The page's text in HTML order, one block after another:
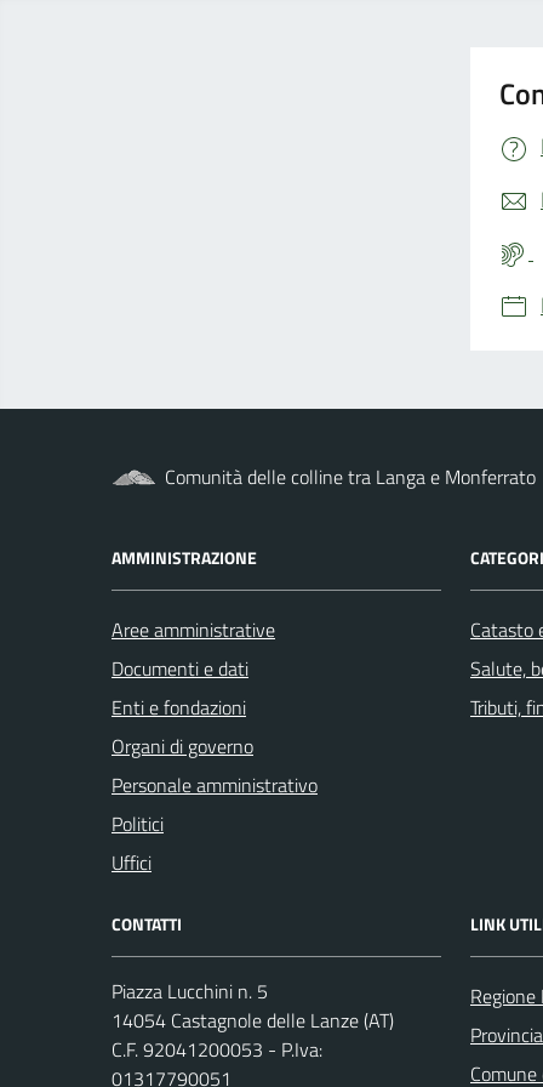
Comunità delle colline tra Langa e Monferrato
AMMINISTRAZIONE
Aree amministrative
Documenti e dati
Enti e fondazioni
Organi di governo
Personale amministrativo
Politici
Uffici
Catasto
Salute,
Tributi,
CONTATTI
Piazza Lucchini n. 5
14054 Castagnole delle Lanze (AT)
C.F. 92041200053 - P.Iva:
01317790051
LINK